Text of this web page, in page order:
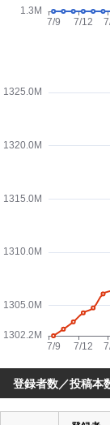
登録者数／投稿本